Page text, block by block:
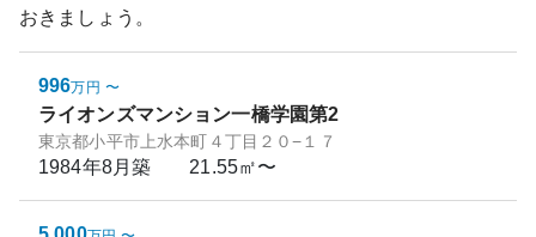
おきましょう。
996万円 〜
ライオンズマンション一橋学園第2
東京都小平市上水本町４丁目２０−１７
1984年8月築 21.55㎡〜